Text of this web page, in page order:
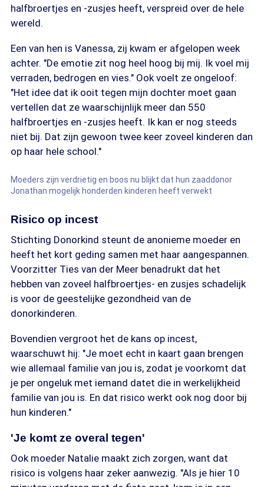
halfbroertjes en -zusjes heeft, verspreid over de hele
wereld.
Een van hen is Vanessa, zij kwam er afgelopen week
achter. "De emotie zit nog heel hoog bij mij. Ik voel mij
verraden, bedrogen en vies." Ook voelt ze ongeloof:
"Het idee dat ik ooit tegen mijn dochter moet gaan
vertellen dat ze waarschijnlijk meer dan 550
halfbroertjes en -zusjes heeft. Ik kan er nog steeds
niet bij. Dat zijn gewoon twee keer zoveel kinderen dan
op haar hele school."
Moeders zijn verdrietig en boos nu blijkt dat hun zaaddonor
Jonathan mogelijk honderden kinderen heeft verwekt
Risico op incest
Stichting Donorkind steunt de anonieme moeder en
heeft het kort geding samen met haar aangespannen.
Voorzitter Ties van der Meer benadrukt dat het
hebben van zoveel halfbroertjes- en zusjes schadelijk
is voor de geestelijke gezondheid van de
donorkinderen.
Bovendien vergroot het de kans op incest,
waarschuwt hij: "Je moet echt in kaart gaan brengen
wie allemaal familie van jou is, zodat je voorkomt dat
je per ongeluk met iemand datet die in werkelijkheid
familie van jou is. En dat risico werkt ook nog door bij
hun kinderen."
'Je komt ze overal tegen'
Ook moeder Natalie maakt zich zorgen, want dat
risico is volgens haar zeker aanwezig. "Als je hier 10